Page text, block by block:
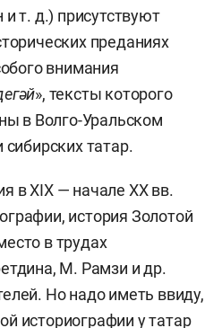
т. д.) присутствуют
преданиях
внимания
», тексты которого
в Волго-Уральском
татар.
в XIX — начале XX вв.
история Золотой
в трудах
М. Рамзи и др.
Но надо иметь ввиду,
историографии у татар